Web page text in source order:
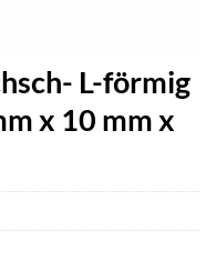
L-förmig
x 10 mm x